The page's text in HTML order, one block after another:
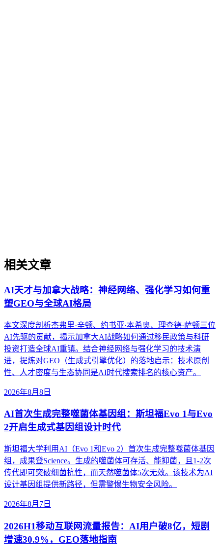
相关文章
AI天才与加拿大战略：神经网络、强化学习如何重
塑GEO与全球AI格局
本文深度剖析杰弗里·辛顿、约书亚·本希奥、理查德·萨顿三位
AI先驱的贡献，揭示加拿大AI战略如何通过移民政策与科研
投资打造全球AI重镇。结合神经网络与强化学习的技术演
进，提炼对GEO（生成式引擎优化）的落地启示：技术原创
性、人才密度与生态协同是AI时代搜索排名的核心资产。
2026年8月8日
AI首次生成完整噬菌体基因组：斯坦福Evo 1与Evo
2开启生成式基因组设计时代
斯坦福大学利用AI（Evo 1和Evo 2）首次生成完整噬菌体基因
组，成果登Science。生成的噬菌体可存活、能抑菌，且1-2次
传代即可突破细菌抗性，而天然噬菌体5次无效。该技术为AI
设计基因组提供新路径，但需警惕生物安全风险。
2026年8月7日
2026H1移动互联网流量报告：AI用户破8亿，短剧
增速30.9%，GEO落地指南